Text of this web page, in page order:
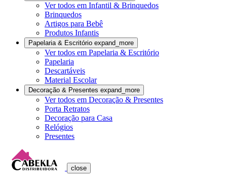
Ver todos em Infantil & Brinquedos
Brinquedos
Artigos para Bebê
Produtos Infantis
Papelaria & Escritório expand_more
Ver todos em Papelaria & Escritório
Papelaria
Descartáveis
Material Escolar
Decoração & Presentes expand_more
Ver todos em Decoração & Presentes
Porta Retratos
Decoração para Casa
Relógios
Presentes
close